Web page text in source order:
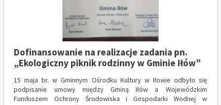
Dofinansowanie na realizacje zadania pn.
„Ekologiczny piknik rodzinny w Gminie Iłów”
15 maja br. w Gminnym Ośrodku Kultury w Iłowie odbyło się
podpisanie umowy między Gminą Iłów a Wojewódzkim
Funduszem Ochrony Środowiska i Gospodarki Wodnej w